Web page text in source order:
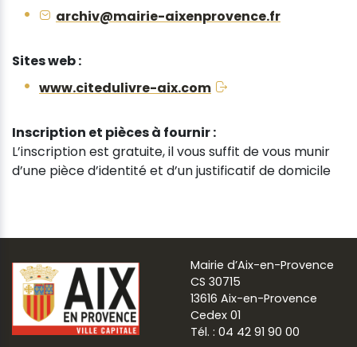
archiv@mairie-aixenprovence.fr
Sites web :
www.citedulivre-aix.com
Inscription et pièces à fournir :
L’inscription est gratuite, il vous suffit de vous munir
d’une pièce d’identité et d’un justificatif de domicile
Mairie d’Aix-en-Provence
CS 30715
13616 Aix-en-Provence
Cedex 01
Tél. : 04 42 91 90 00